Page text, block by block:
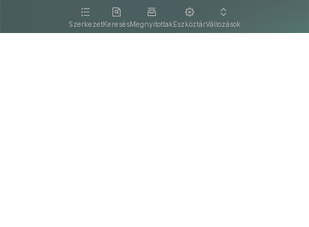
SzerkezetKeresésMegnyitottakEszköztárVáltozások
kattintva olvashat.